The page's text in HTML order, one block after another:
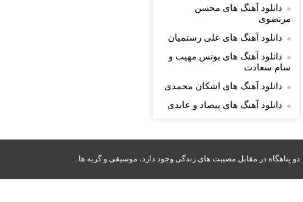
دانلود آهنگ های محسن
مرتضوی
دانلود آهنگ های علی رستمیان
دانلود آهنگ های یونس مهیب و
سام سعادت
دانلود آهنگ های اشکان محمدی
دانلود آهنگ های پیصاد و عابدی
دو پناهگاه در مقابل مصیبت های زندگی وجود دارد، موسیقی و گربه ها...